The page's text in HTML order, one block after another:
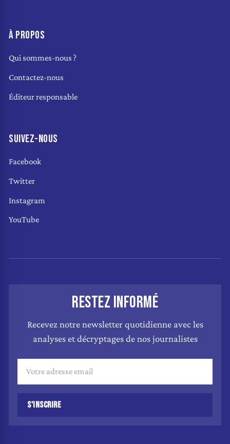
À PROPOS
Qui sommes-nous ?
Contactez-nous
Éditeur responsable
SUIVEZ-NOUS
Facebook
Twitter
Instagram
YouTube
RESTEZ INFORMÉ
Recevez notre newsletter quotidienne avec les
analyses et décryptages de nos journalistes
S'INSCRIRE